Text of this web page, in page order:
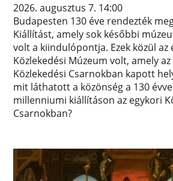
2026. augusztus 7. 14:00
Budapesten 130 éve rendezték
Kiállítást, amely sok későbbi
volt a kiindulópontja. Ezek közül az
Közlekedési Múzeum volt, amely
Közlekedési Csarnokban kapott
mit láthatott a közönség a 130
millenniumi kiállításon az egykori
Csarnokban?